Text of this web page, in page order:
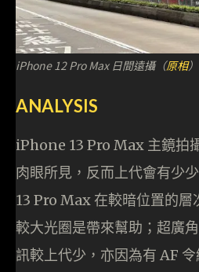
iPhone 12 Pro Max 日間遠攝（原相）
ANALYSIS
iPhone 13 Pro Max 主鏡拍
肉眼所見，反而上代會有少
13 Pro Max 在較暗位置的層
較大光圈是帶來幫助；超廣
訊較上代少，亦因為有 AF